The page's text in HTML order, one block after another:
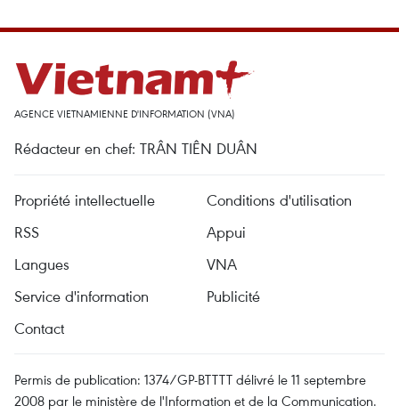
AGENCE VIETNAMIENNE D'INFORMATION (VNA)
Rédacteur en chef: TRÂN TIÊN DUÂN
Propriété intellectuelle
Conditions d'utilisation
RSS
Appui
Langues
VNA
Service d'information
Publicité
Contact
Permis de publication: 1374/GP-BTTTT délivré le 11 septembre
2008 par le ministère de l'Information et de la Communication.